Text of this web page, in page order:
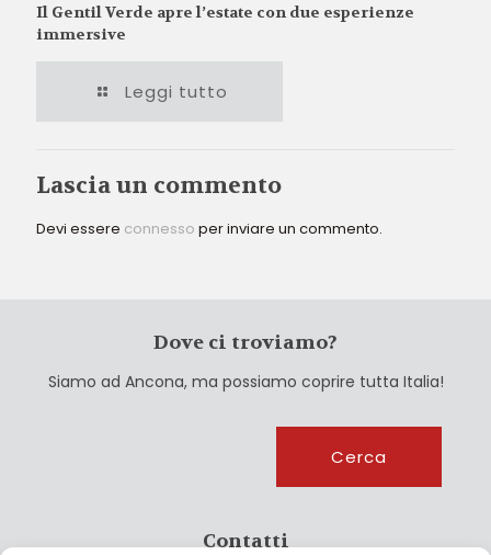
Il Gentil Verde apre l’estate con due esperienze
immersive
Leggi tutto
Lascia un commento
Devi essere connesso per inviare un commento.
Dove ci troviamo?
Siamo ad Ancona, ma possiamo coprire tutta Italia!
Cerca
Contatti